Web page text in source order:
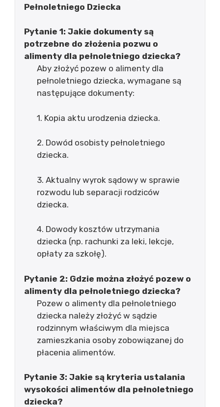
Pełnoletniego Dziecka
Pytanie 1: Jakie dokumenty są
potrzebne do złożenia pozwu o
alimenty dla pełnoletniego dziecka?
Aby złożyć pozew o alimenty dla
pełnoletniego dziecka, wymagane są
następujące dokumenty:
1. Kopia aktu urodzenia dziecka.
2. Dowód osobisty pełnoletniego
dziecka.
3. Aktualny wyrok sądowy w sprawie
rozwodu lub separacji rodziców
dziecka.
4. Dowody kosztów utrzymania
dziecka (np. rachunki za leki, lekcje,
opłaty za szkołę).
Pytanie 2: Gdzie można złożyć pozew o
alimenty dla pełnoletniego dziecka?
Pozew o alimenty dla pełnoletniego
dziecka należy złożyć w sądzie
rodzinnym właściwym dla miejsca
zamieszkania osoby zobowiązanej do
płacenia alimentów.
Pytanie 3: Jakie są kryteria ustalania
wysokości alimentów dla pełnoletniego
dziecka?